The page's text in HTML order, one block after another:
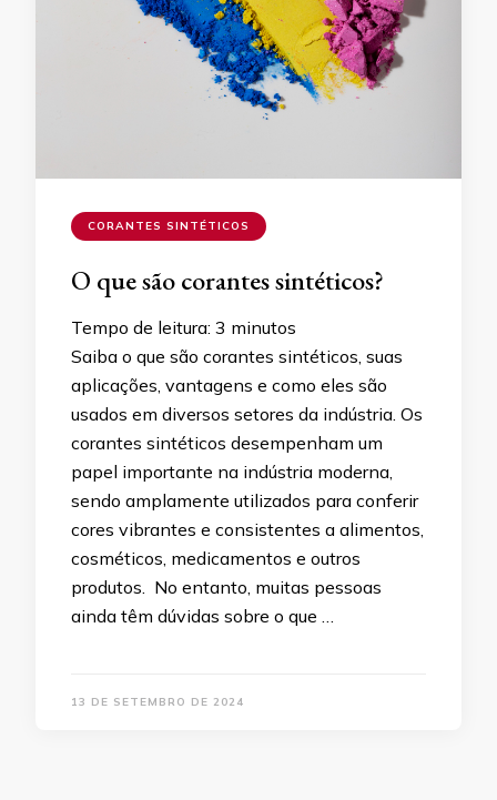
CORANTES SINTÉTICOS
O que são corantes sintéticos?
Tempo de leitura: 3 minutos
Saiba o que são corantes sintéticos, suas
aplicações, vantagens e como eles são
usados em diversos setores da indústria. Os
corantes sintéticos desempenham um
papel importante na indústria moderna,
sendo amplamente utilizados para conferir
cores vibrantes e consistentes a alimentos,
cosméticos, medicamentos e outros
produtos. No entanto, muitas pessoas
ainda têm dúvidas sobre o que …
13 DE SETEMBRO DE 2024